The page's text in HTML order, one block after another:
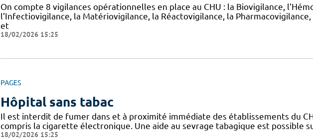
On compte 8 vigilances opérationnelles en place au CHU : la Biovigilance,
l’Infectiovigilance, la Matériovigilance, la Réactovigilance, la
et
18/02/2026 15:25
PAGES
Hôpital sans tabac
Il est interdit de fumer dans et à proximité immédiate des établissements du
compris la cigarette électronique. Une aide au sevrage tabagique est possible
18/02/2026 15:25